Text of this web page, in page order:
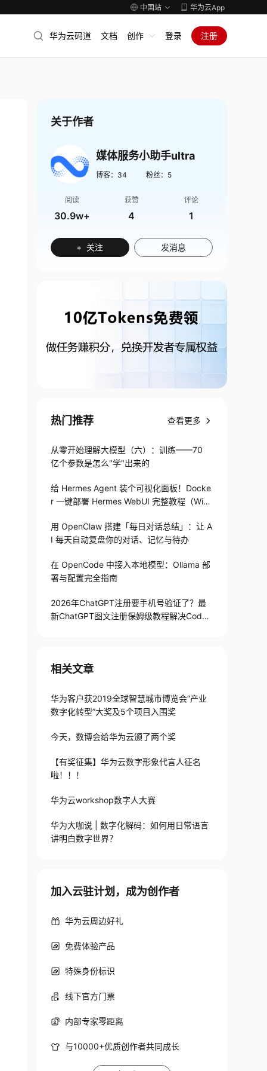
中国站 华为云App
华为云码道 文档 创作 登录 注册
关于作者
媒体服务小助手ultra
博客： 34 粉丝： 5
阅读
30.9w+
获赞
4
评论
1
+ 关注 发消息
热门推荐 查看更多
从零开始理解大模型（六）：训练——70
亿个参数是怎么"学"出来的
给 Hermes Agent 装个可视化面板！Docke
r 一键部署 Hermes WebUI 完整教程（Win
用 OpenClaw 搭建「每日对话总结」：让 A
I 每天自动复盘你的对话、记忆与待办
在 OpenCode 中接入本地模型：Ollama 部
署与配置完全指南
2026年ChatGPT注册要手机号验证了？最
新ChatGPT图文注册保姆级教程解决Codex
相关文章
华为客户获2019全球智慧城市博览会“产业
数字化转型”大奖及5个项目入围奖
今天，数博会给华为云颁了两个奖
【有奖征集】华为云数字形象代言人征名
啦！！！
华为云workshop数字人大赛
华为大咖说 | 数字化解码：如何用日常语言
讲明白数字世界？
加入云驻计划，成为创作者
华为云周边好礼
免费体验产品
特殊身份标识
线下官方门票
内部专家零距离
与10000+优质创作者共同成长